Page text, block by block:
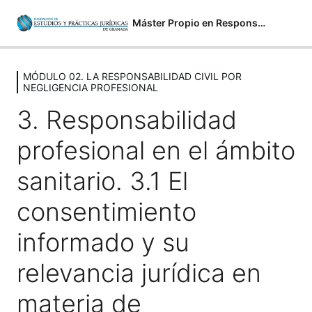
Máster Propio en Responsabilidad Civil (13ª Edición)
MODULO 01. ASPECTOS
GENERALES DE LA
RESPONSABILIDAD CIVIL
MÓDULO 02. LA RESPONSABILIDAD
CIVIL POR NEGLIGENCIA
PROFESIONAL
1. Principios Generales De La Responsabilidad Por
Negligencia Profesional. 2. La Responsabilidad De Las
Sociedades Profesionales.
3. Responsabilidad Profesional En El Ámbito Sanitario.
3.1 El Consentimiento Informado Y Su Relevancia
Jurídica En Materia De Responsabilidad Civil
MÓDULO 02. LA RESPONSABILIDAD CIVIL POR
NEGLIGENCIA PROFESIONAL
3. Responsabilidad
profesional en el ámbito
sanitario. 3.1 El
consentimiento
informado y su
relevancia jurídica en
materia de